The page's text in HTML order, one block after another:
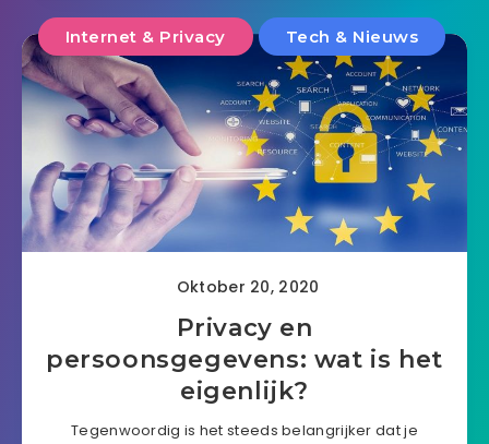
Internet & Privacy Tech & Nieuws
Oktober 20, 2020
Privacy en
persoonsgegevens: wat is het
eigenlijk?
Tegenwoordig is het steeds belangrijker dat je